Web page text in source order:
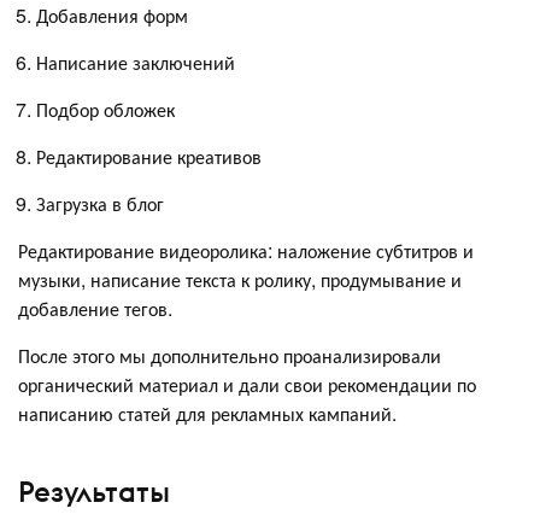
Добавления форм
Написание заключений
Подбор обложек
Редактирование креативов
Загрузка в блог
Редактирование видеоролика: наложение субтитров и
музыки, написание текста к ролику, продумывание и
добавление тегов.
После этого мы дополнительно проанализировали
органический материал и дали свои рекомендации по
написанию статей для рекламных кампаний.
Результаты